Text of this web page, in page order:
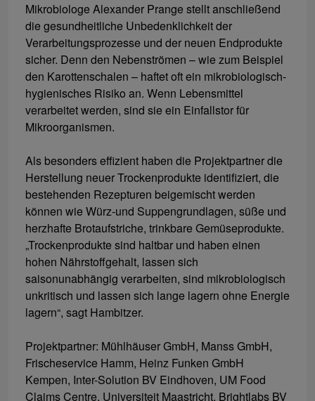
Mikrobiologe Alexander Prange stellt anschließend
die gesundheitliche Unbedenklichkeit der
Verarbeitungsprozesse und der neuen Endprodukte
sicher. Denn den Nebenströmen – wie zum Beispiel
den Karottenschalen – haftet oft ein mikrobiologisch-
hygienisches Risiko an. Wenn Lebensmittel
verarbeitet werden, sind sie ein Einfallstor für
Mikroorganismen.
Als besonders effizient haben die Projektpartner die
Herstellung neuer Trockenprodukte identifiziert, die
bestehenden Rezepturen beigemischt werden
können wie Würz-und Suppengrundlagen, süße und
herzhafte Brotaufstriche, trinkbare Gemüseprodukte.
„Trockenprodukte sind haltbar und haben einen
hohen Nährstoffgehalt, lassen sich
saisonunabhängig verarbeiten, sind mikrobiologisch
unkritisch und lassen sich lange lagern ohne Energie
lagern“, sagt Hambitzer.
Projektpartner: Mühlhäuser GmbH, Manss GmbH,
Frischeservice Hamm, Heinz Funken GmbH
Kempen, Inter-Solution BV Eindhoven, UM Food
Claims Centre, Universiteit Maastricht, Brightlabs BV